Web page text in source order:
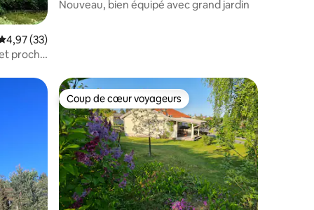
moyenne sur la base de 33 commentaires : 4,97 sur 5
4,97 (33)
proche
Nouveau, bien équipé avec grand jardin
Coup de cœur voyageurs
Coup de cœur voyageurs